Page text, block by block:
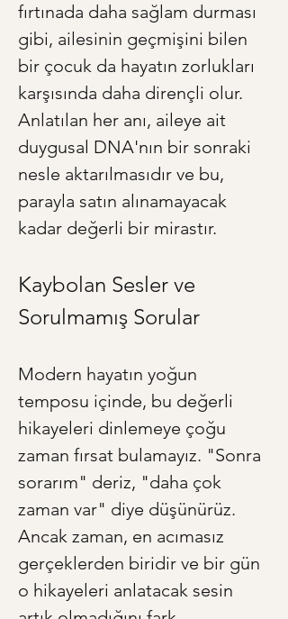
fırtınada daha sağlam durması
gibi, ailesinin geçmişini bilen
bir çocuk da hayatın zorlukları
karşısında daha dirençli olur.
Anlatılan her anı, aileye ait
duygusal DNA'nın bir sonraki
nesle aktarılmasıdır ve bu,
parayla satın alınamayacak
kadar değerli bir mirastır.
Kaybolan Sesler ve
Sorulmamış Sorular
Modern hayatın yoğun
temposu içinde, bu değerli
hikayeleri dinlemeye çoğu
zaman fırsat bulamayız. "Sonra
sorarım" deriz, "daha çok
zaman var" diye düşünürüz.
Ancak zaman, en acımasız
gerçeklerden biridir ve bir gün
o hikayeleri anlatacak sesin